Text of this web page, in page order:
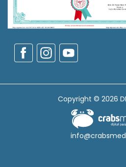
Copyright © 2026